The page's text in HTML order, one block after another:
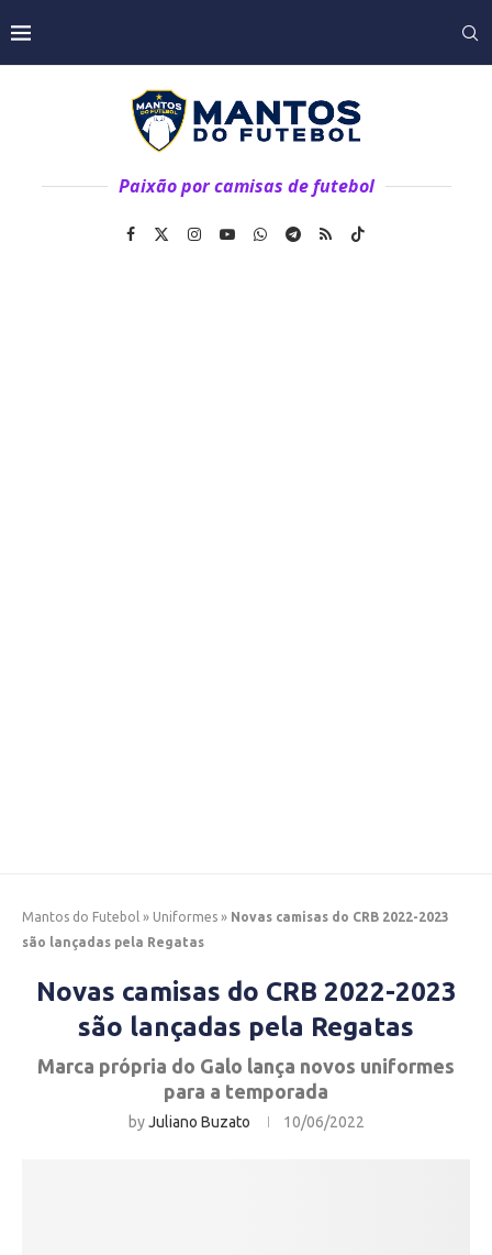
Paixão por camisas de futebol
Mantos do Futebol » Uniformes » Novas camisas do CRB 2022-2023
são lançadas pela Regatas
Novas camisas do CRB 2022-2023
são lançadas pela Regatas
Marca própria do Galo lança novos uniformes
para a temporada
byJuliano Buzato 10/06/2022